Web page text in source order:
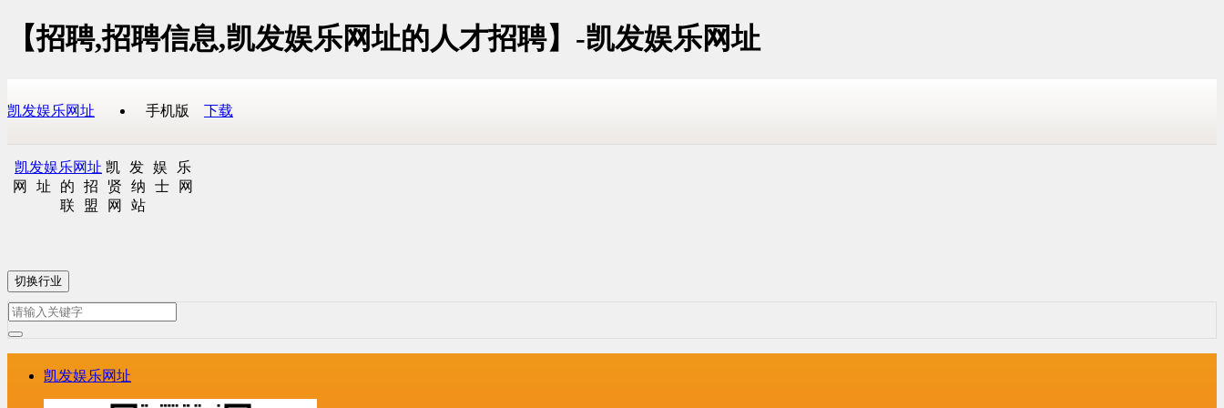
【招聘,招聘信息,凯发娱乐网址的人才招聘】-凯发娱乐网址
凯发娱乐网址 手机版 下载
凯发娱乐网址 凯发娱乐
网址的招贤纳士网
联盟网站
切换行业
凯发娱乐网址